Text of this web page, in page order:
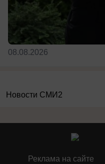
08.08.2026
Новости СМИ2
Реклама на сайте